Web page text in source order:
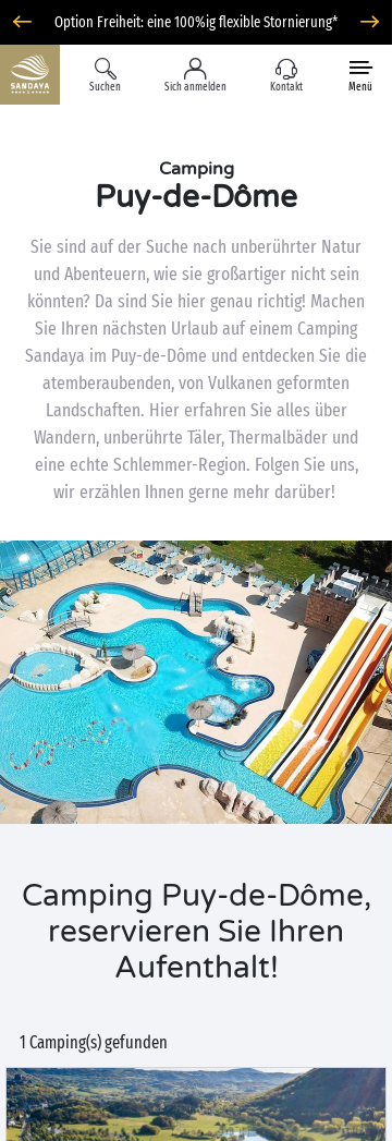
Option Freiheit: eine 100%ig flexible Stornierung*
Suchen Sich anmelden Kontakt Menü
Camping
Puy-de-Dôme
Sie sind auf der Suche nach unberührter Natur
und Abenteuern, wie sie großartiger nicht sein
könnten? Da sind Sie hier genau richtig! Machen
Sie Ihren nächsten Urlaub auf einem Camping
Sandaya im Puy-de-Dôme und entdecken Sie die
atemberaubenden, von Vulkanen geformten
Landschaften. Hier erfahren Sie alles über
Wandern, unberührte Täler, Thermalbäder und
eine echte Schlemmer-Region. Folgen Sie uns,
wir erzählen Ihnen gerne mehr darüber!
Camping Puy-de-Dôme,
reservieren Sie Ihren
Aufenthalt!
1 Camping(s) gefunden